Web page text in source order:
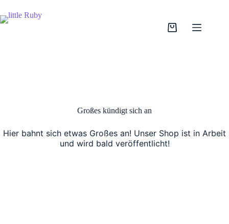
Inhalt
springen
Warenkorb
Großes kündigt sich an
Hier bahnt sich etwas Großes an! Unser Shop ist in Arbeit
und wird bald veröffentlicht!